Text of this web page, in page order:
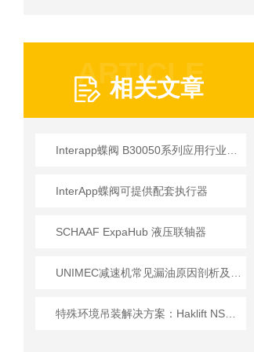
ARTICLE
相关文章
InterApp蝶阀可提供配套执行器
SCHAAF ExpaHub 液压联轴器